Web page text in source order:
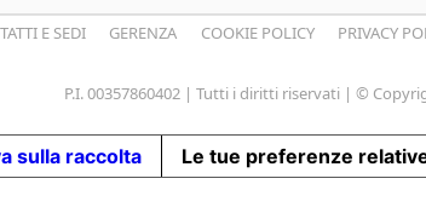
E SEDI GERENZA COOKIE POLICY PRIVACY
P.I. 00357860402 | Tutti i diritti riservati | ©
sulla raccolta Le tue preferenze